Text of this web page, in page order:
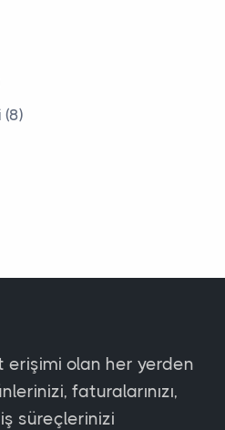
(8)
erişimi olan her yerden
faturalarınızı,
süreçlerinizi